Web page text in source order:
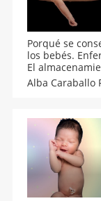
Porqué se
los bebés.
El
del bebé
enfermedad
Alba Caraballo